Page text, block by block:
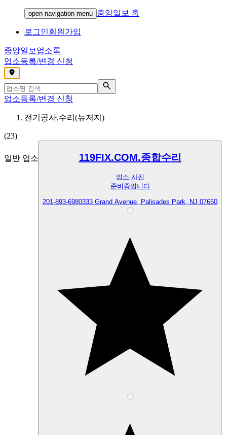
open navigation menu 중앙일보 홈
로그인회원가입
중앙일보 업소록
업소등록/변경 신청
,
업소등록/변경 신청
전기공사,수리(뉴저지)
(23)
일반 업소 119FIX.COM.종합수리
업소 사진
준비중입니다
201-893-6980333 Grand Avenue, Palisades Park, NJ 07650